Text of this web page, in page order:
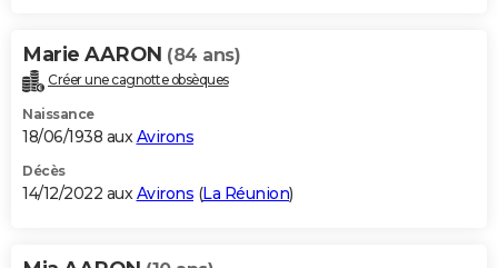
Marie AARON (84 ans)
Créer une cagnotte obsèques
Naissance
18/06/1938 auxAvirons
Décès
14/12/2022 auxAvirons (La Réunion)